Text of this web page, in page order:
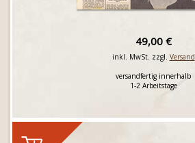
49,00 €
inkl. MwSt. zzgl. Versand
versandfertig innerhalb
1-2 Arbeitstage